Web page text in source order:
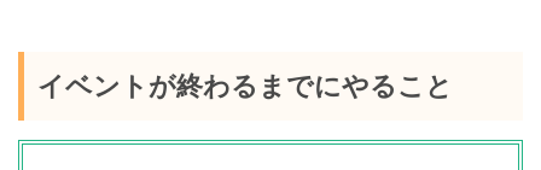
イベントが終わるまでにやること